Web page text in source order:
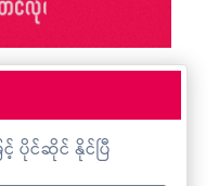
ပိုင်ဆိုင် နိုင်ပြီ